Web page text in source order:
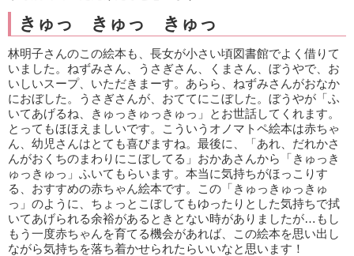
きゅっ きゅっ きゅっ
林明子さんのこの絵本も、長女が小さい頃図書館でよく借りて
いました。ねずみさん、うさぎさん、くまさん、ぼうやで、お
いしいスープ、いただきまーす。あらら、ねずみさんがおなか
におぼした。うさぎさんが、おててにこぼした。ぼうやが「ふ
いてあげるね、きゅっきゅっきゅっ」とお世話してくれます。
とってもほほえましいです。こういうオノマトペ絵本は赤ちゃ
ん、幼児さんはとても喜びますね。最後に、「あれ、だれかさ
んがおくちのまわりにこぼしてる」おかあさんから「きゅっき
ゅっきゅっ」ふいてもらいます。本当に気持ちがほっこりす
る、おすすめの赤ちゃん絵本です。この「きゅっきゅっきゅ
っ」のように、ちょっとこぼしてもゆったりとした気持ちで拭
いてあげられる余裕があるときとない時がありましたが…もし
もう一度赤ちゃんを育てる機会があれば、この絵本を思い出し
ながら気持ちを落ち着かせられたらいいなと思います！